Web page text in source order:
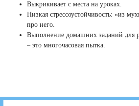
Выкрикивает с места на уроках.
Низкая стрессоустойчивость: «из
про него.
Выполнение домашних заданий для
– это многочасовая пытка.